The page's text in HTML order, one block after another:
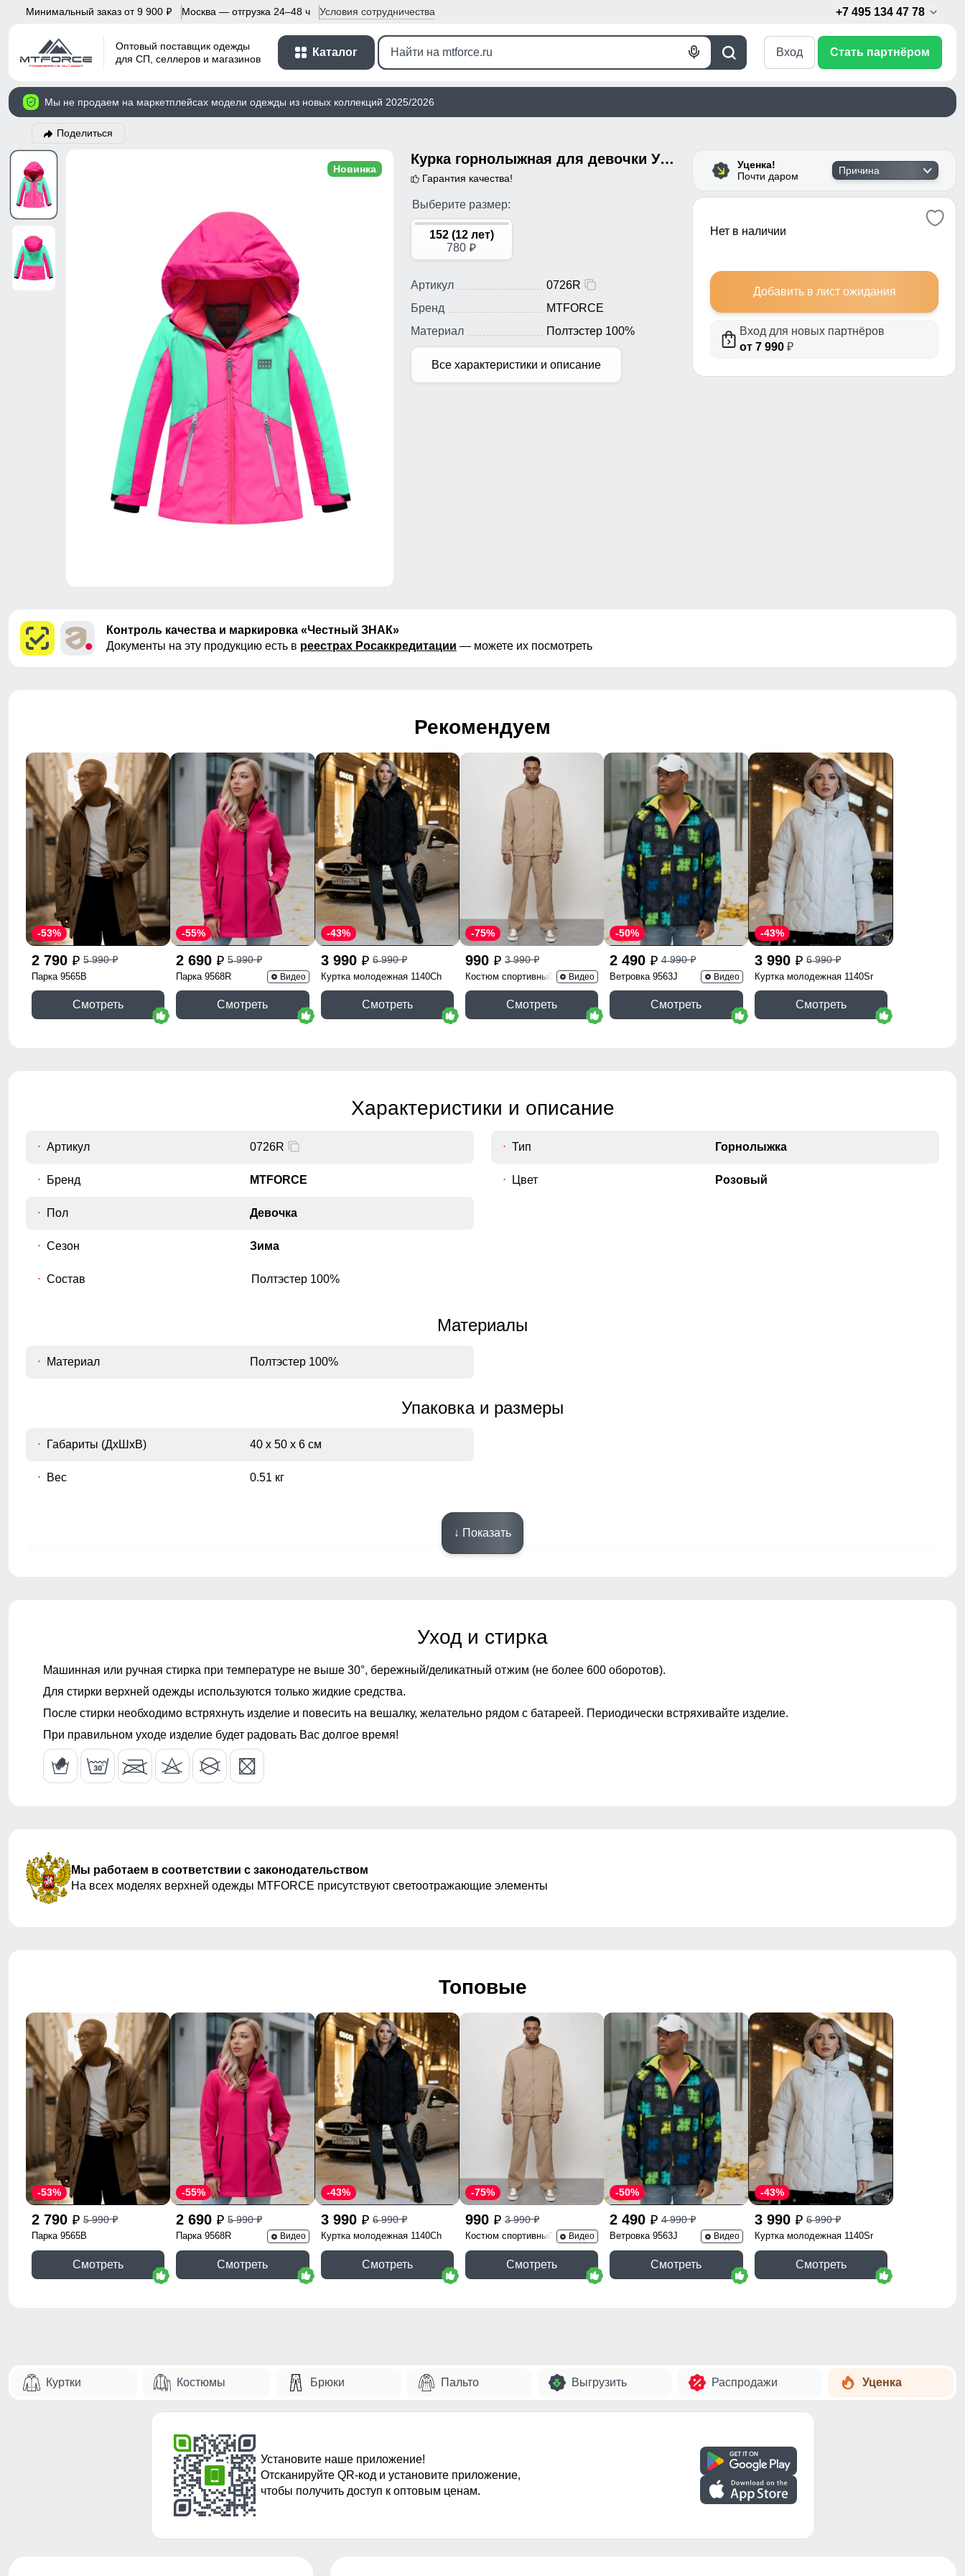
Минимальный заказ от 9 900 p Москва — отгрузка 24–48 ч Условия сотрудничества +7 495 134 47 78
Оптовый поставщик одежды
для СП, селлеров и магазинов
Каталог
Поиск
Голосовой
Вход Стать партнёром
Мы не продаем на маркетплейсах модели одежды из новых коллекций 2025/2026
Поделиться
Новинка
Курка горнолыжная для девочки УЦЕНКА розового цвета 0726R
Гарантия качества!
Выберите размер:
152 (12 лет)
780 p
Артикул
0726R
Бренд
MTFORCE
Материал
Полтэстер 100%
Все характеристики и описание
Уценка!
Почти даром
Причина
Нет в наличии
Добавить в лист ожидания
Вход для новых партнёров
от 7 990 ₽
Контроль качества и маркировка «Честный ЗНАК»
Документы на эту продукцию есть в реестрах Росаккредитации — можете их посмотреть
Рекомендуем
2 790 p 5 990p
-53%
Парка 9565B
Смотреть
2 690 p 5 990p
-55%
Парка 9568R Видео
Смотреть
3 990 p 6 990p
-43%
Куртка молодежная 1140Ch
Смотреть
990 p 3 990p
-75%
Костюм спортивный 15020B
Видео
Смотреть
2 490 p 4 990p
-50%
Ветровка 9563J Видео
Смотреть
3 990 p 6 990p
-43%
Куртка молодежная 1140Sr
Смотреть
Характеристики и описание
Артикул 0726R
Бренд MTFORCE
Пол Девочка
Сезон Зима
Тип Горнолыжка
Цвет Розовый
Состав Полтэстер 100%
Материалы
Материал Полтэстер 100%
Упаковка и размеры
Габариты (ДхШхВ) 40 x 50 x 6 см
Вес 0.51 кг
Описание
↓ Показать
Уход и стирка
Машинная или ручная стирка при температуре не выше 30°, бережный/деликатный отжим (не более 600 оборотов).
Для стирки верхней одежды используются только жидкие средства.
После стирки необходимо встряхнуть изделие и повесить на вешалку, желательно рядом с батареей. Периодически встряхивайте изделие.
При правильном уходе изделие будет радовать Вас долгое время!
Мы работаем в соответствии с законодательством
На всех моделях верхней одежды MTFORCE присутствуют светоотражающие элементы
Топовые
2 790 p 5 990p
-53%
Парка 9565B
Смотреть
2 690 p 5 990p
-55%
Парка 9568R Видео
Смотреть
3 990 p 6 990p
-43%
Куртка молодежная 1140Ch
Смотреть
990 p 3 990p
-75%
Костюм спортивный 15020B
Видео
Смотреть
2 490 p 4 990p
-50%
Ветровка 9563J Видео
Смотреть
3 990 p 6 990p
-43%
Куртка молодежная 1140Sr
Смотреть
Куртки Костюмы Брюки Пальто Выгрузить Распродажи Уценка
Установите наше приложение!
Отсканируйте QR-код и установите приложение,
чтобы получить доступ к оптовым ценам.